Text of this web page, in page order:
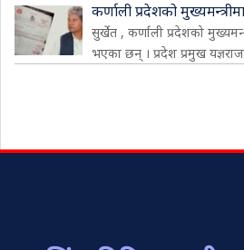
कर्णाली प्रदेशको
सुर्खेत , कर्णाली प्रदेशको
भएका छन् । प्रदेश प्रमुख यज्ञराज